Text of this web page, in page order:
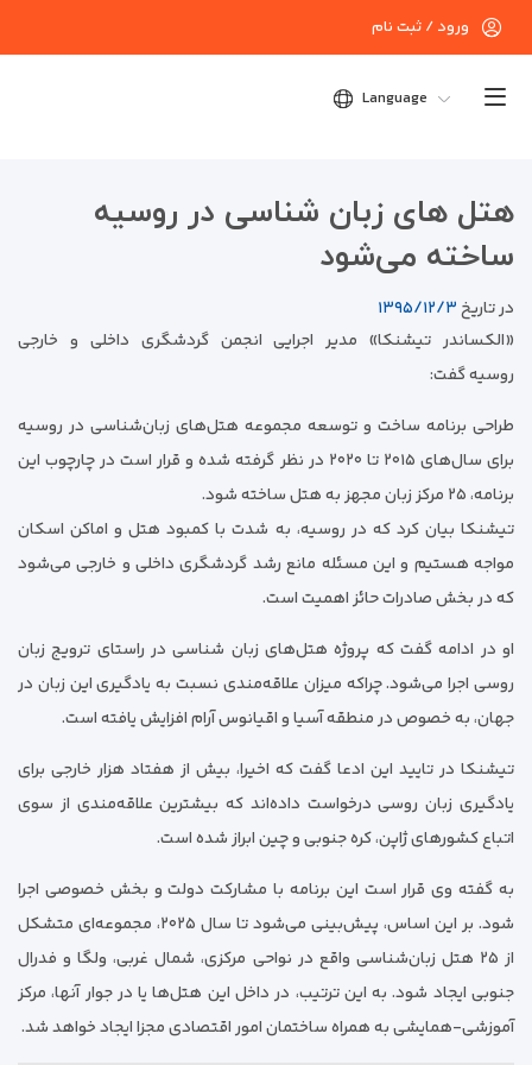
ورود / ثبت نام
Language
هتل های زبان شناسی در روسیه
ساخته می‌شود
در تاریخ۱۳۹۵/۱۲/۳
«الکساندر تیشنکا» مدیر اجرایی انجمن گردشگری داخلی و خارجی
روسیه گفت:
طراحی برنامه ساخت و توسعه مجموعه هتل‌های زبان‌شناسی در روسیه
برای سال‌های ۲۰۱۵ تا ۲۰۲۰ در نظر گرفته شده و قرار است در چارچوب این
برنامه، ۲۵ مرکز زبان مجهز به هتل ساخته شود.
تیشنکا بیان کرد که در روسیه، به شدت با کمبود هتل و اماکن اسکان
مواجه هستیم و این مسئله مانع رشد گردشگری داخلی و خارجی می‌شود
که در بخش صادرات حائز اهمیت است.
او در ادامه گفت که پروژه هتل‌های زبان شناسی در راستای ترویج زبان
روسی اجرا می‌شود. چراکه میزان علاقه‌مندی نسبت به یادگیری این زبان در
جهان، به خصوص در منطقه آسیا و اقیانوس آرام افزایش یافته است.
تیشنکا در تایید این ادعا گفت که اخیرا، بیش از هفتاد هزار خارجی برای
یادگیری زبان روسی درخواست داده‌اند که بیشترین علاقه‌مندی از سوی
اتباع کشورهای ژاپن، کره جنوبی و چین ابراز شده است.
به گفته وی قرار است این برنامه با مشارکت دولت و بخش خصوصی اجرا
شود. بر این اساس، پیش‌بینی می‌شود تا سال ۲۰۲۵، مجموعه‌ای متشکل
از ۲۵ هتل زبان‌شناسی واقع در نواحی مرکزی، شمال غربی، ولگا و فدرال
جنوبی ایجاد شود. به این ترتیب، در داخل این هتل‌ها یا در جوار آنها، مرکز
آموزشی-همایشی به همراه ساختمان امور اقتصادی مجزا ایجاد خواهد شد.